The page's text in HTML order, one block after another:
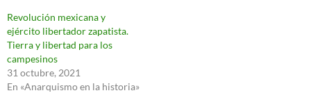
Revolución mexicana y
ejército libertador zapatista.
Tierra y libertad para los
campesinos
31 octubre, 2021
En «Anarquismo en la historia»